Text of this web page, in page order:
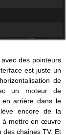
des pointeurs
est juste un
de
un moteur de
en arrière dans le
encore de la
à mettre en œuvre
des chaines TV. Et